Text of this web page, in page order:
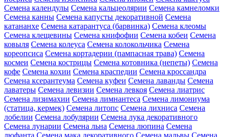
Семена календулы Семена кальцеолярии Семена камнеломки
Семена канны Семена капусты декоративной Семена
катананхе Семена катарантуса (барвинка) Семена клеомы
Семена клещевины Семена книфофии Семена кобеи Семена
ковыля Семена колеуса Семена колокольчика Семена
кореопсиса Семена кортадерии (пампасная трава) Семена
космеи Семена кострицы Семена котовника (непеты) Семена
кофе Семена кохии Семена краспедии Семена кроссандра
Семена ксерантеума Семена куфеи Семена лаванды Семена
лаватеры Семена левизии Семена левкоя Семена лиатрис
Семена лизимахии Семена лимнантеса Семена лимониума
(статица, кермек) Семена литопс Семена лихниса Семена
лобелии Семена лобулярии Семена лука декоративного
Семена лунарии Семена льна Семена люпина Семена